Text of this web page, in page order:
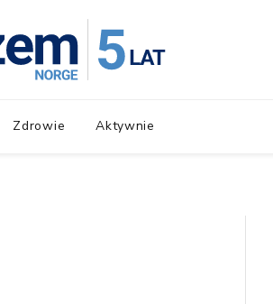
Zdrowie Aktywnie